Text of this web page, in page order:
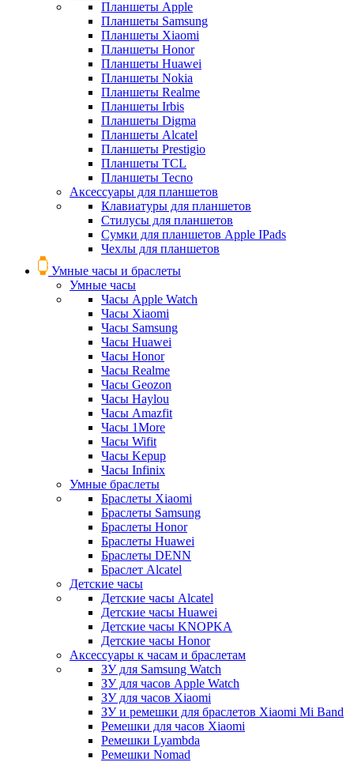
Планшеты Apple
Планшеты Samsung
Планшеты Xiaomi
Планшеты Honor
Планшеты Huawei
Планшеты Nokia
Планшеты Realme
Планшеты Irbis
Планшеты Digma
Планшеты Alcatel
Планшеты Prestigio
Планшеты TCL
Планшеты Tecno
Аксессуары для планшетов
Клавиатуры для планшетов
Стилусы для планшетов
Сумки для планшетов Apple IPads
Чехлы для планшетов
Умные часы и браслеты
Умные часы
Часы Apple Watch
Часы Xiaomi
Часы Samsung
Часы Huawei
Часы Honor
Часы Realme
Часы Geozon
Часы Haylou
Часы Amazfit
Часы 1More
Часы Wifit
Часы Kepup
Часы Infinix
Умные браслеты
Браслеты Xiaomi
Браслеты Samsung
Браслеты Honor
Браслеты Huawei
Браслеты DENN
Браслет Alcatel
Детские часы
Детские часы Alcatel
Детские часы Huawei
Детские часы KNOPKA
Детские часы Honor
Аксессуары к часам и браслетам
ЗУ для Samsung Watch
ЗУ для часов Apple Watch
ЗУ для часов Xiaomi
ЗУ и ремешки для браслетов Xiaomi Mi Band
Ремешки для часов Xiaomi
Ремешки Lyambda
Ремешки Nomad